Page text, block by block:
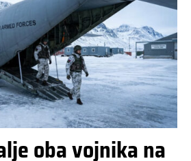
oba vojnika na